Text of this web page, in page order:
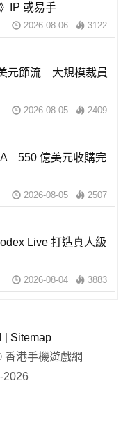
IP 或易手
2026-08-06 3122
元節流 大規模裁員
2026-08-05 2409
550 億美元收購完
2026-08-05 2507
Live 打造真人級
2026-08-04 3883
Sitemap
香港手機遊戲網
2026